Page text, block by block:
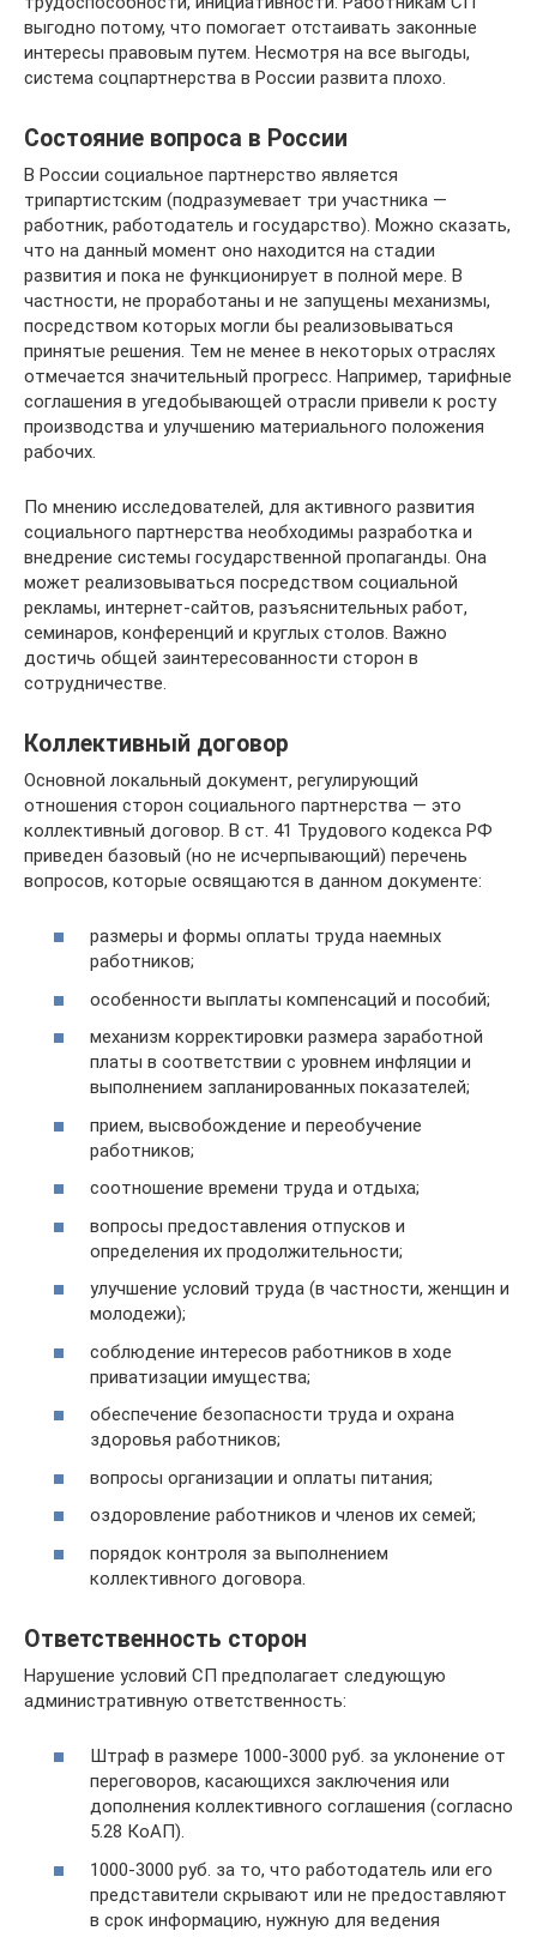
выгодно потому, что помогает отстаивать законные
интересы правовым путем. Несмотря на все выгоды,
система соцпартнерства в России развита плохо.
Состояние вопроса в России
В России социальное партнерство является
трипартистским (подразумевает три участника —
работник, работодатель и государство). Можно сказать,
что на данный момент оно находится на стадии
развития и пока не функционирует в полной мере. В
частности, не проработаны и не запущены механизмы,
посредством которых могли бы реализовываться
принятые решения. Тем не менее в некоторых отраслях
отмечается значительный прогресс. Например, тарифные
соглашения в угедобывающей отрасли привели к росту
производства и улучшению материального положения
рабочих.
По мнению исследователей, для активного развития
социального партнерства необходимы разработка и
внедрение системы государственной пропаганды. Она
может реализовываться посредством социальной
рекламы, интернет-сайтов, разъяснительных работ,
семинаров, конференций и круглых столов. Важно
достичь общей заинтересованности сторон в
сотрудничестве.
Коллективный договор
Основной локальный документ, регулирующий
отношения сторон социального партнерства — это
коллективный договор. В ст. 41 Трудового кодекса РФ
приведен базовый (но не исчерпывающий) перечень
вопросов, которые освящаются в данном документе:
размеры и формы оплаты труда наемных
работников;
особенности выплаты компенсаций и пособий;
механизм корректировки размера заработной
платы в соответствии с уровнем инфляции и
выполнением запланированных показателей;
прием, высвобождение и переобучение
работников;
соотношение времени труда и отдыха;
вопросы предоставления отпусков и
определения их продолжительности;
улучшение условий труда (в частности, женщин и
молодежи);
соблюдение интересов работников в ходе
приватизации имущества;
обеспечение безопасности труда и охрана
здоровья работников;
вопросы организации и оплаты питания;
оздоровление работников и членов их семей;
порядок контроля за выполнением
коллективного договора.
Ответственность сторон
Нарушение условий СП предполагает следующую
административную ответственность:
Штраф в размере 1000-3000 руб. за уклонение от
переговоров, касающихся заключения или
дополнения коллективного соглашения (согласно
5.28 КоАП).
1000-3000 руб. за то, что работодатель или его
представители скрывают или не предоставляют
в срок информацию, нужную для ведения